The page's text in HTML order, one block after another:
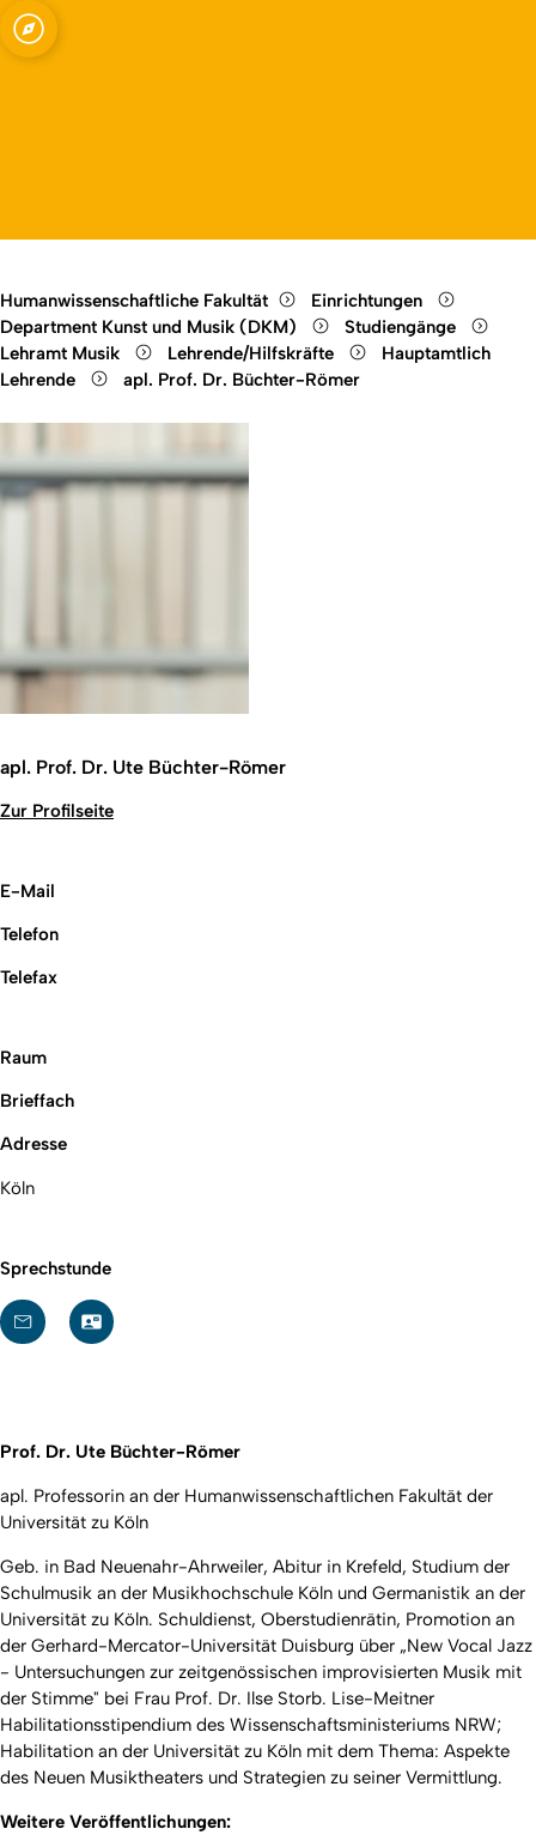
Open quicklink menu
Humanwissenschaftliche Fakultät
Einrichtungen
Department Kunst und Musik (DKM)
Studiengänge
Lehramt Musik
Lehrende/Hilfskräfte
Hauptamtlich
Lehrende
apl. Prof. Dr. Büchter-Römer
apl. Prof. Dr. Ute Büchter-Römer
Zur Profilseite
E-Mail
Telefon
Telefax
Raum
Brieffach
Adresse
Köln
Sprechstunde
Prof. Dr. Ute Büchter-Römer
apl. Professorin an der Humanwissenschaftlichen Fakultät der
Universität zu Köln
Geb. in Bad Neuenahr-Ahrweiler, Abitur in Krefeld, Studium der
Schulmusik an der Musikhochschule Köln und Germanistik an der
Universität zu Köln. Schuldienst, Oberstudienrätin, Promotion an
der Gerhard-Mercator-Universität Duisburg über „New Vocal Jazz
- Untersuchungen zur zeitgenössischen improvisierten Musik mit
der Stimme" bei Frau Prof. Dr. Ilse Storb. Lise-Meitner
Habilitationsstipendium des Wissenschaftsministeriums NRW;
Habilitation an der Universität zu Köln mit dem Thema: Aspekte
des Neuen Musiktheaters und Strategien zu seiner Vermittlung.
Weitere Veröffentlichungen: